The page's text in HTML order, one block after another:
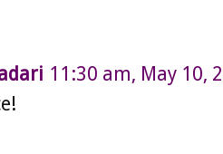
11:30 am, May 10,